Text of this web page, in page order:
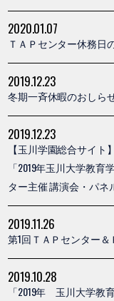
2020.01.07
ＴＡＰセンター休務日
2019.12.23
冬期一斉休暇のおしら
2019.12.23
【玉川学園総合サイ
「2019年玉川大学教
ター主催 講演会・パ
2019.11.26
第1回ＴＡＰセンター＆
2019.10.28
「2019年 玉川大学教